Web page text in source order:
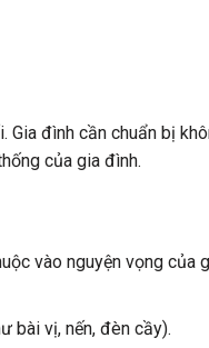
Gia đình cần chuẩn bị
của gia đình.
vào nguyện vọng của
bài vị, nến, đèn cầy).